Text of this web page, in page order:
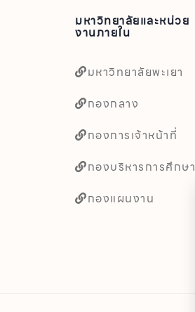
มหาวิทยาลัยและหน่วย
งานภายใน
มหาวิทยาลัยพะเยา
กองกลาง
กองการเจ้าหน้าที่
กองบริหารการศึกษา
กองแผนงาน